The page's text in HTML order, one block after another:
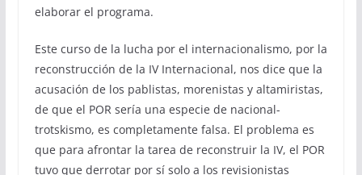
elaborar el programa.
Este curso de la lucha por el internacionalismo, por la
reconstrucción de la IV Internacional, nos dice que la
acusación de los pablistas, morenistas y altamiristas,
de que el POR sería una especie de nacional-
trotskismo, es completamente falsa. El problema es
que para afrontar la tarea de reconstruir la IV, el POR
tuvo que derrotar por sí solo a los revisionistas